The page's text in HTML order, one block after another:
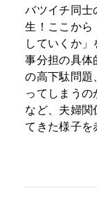
バツイチ同
生！ここから
していくか
事分担の具体
の高下駄問題
ってしまう
など、夫婦
てきた様子を